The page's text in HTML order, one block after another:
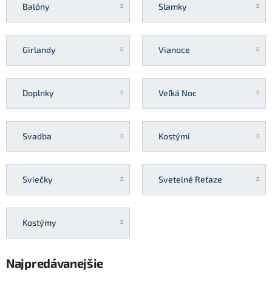
Balóny Slamky
Girlandy Vianoce
Doplnky Veľká Noc
Svadba Kostými
Sviečky Svetelné Reťaze
Kostýmy
Najpredávanejšie